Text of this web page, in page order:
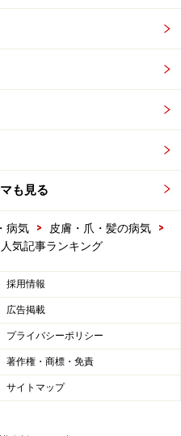
も見る
病気 > 皮膚・爪・髪の病気
>
気記事ランキング
採用情報
広告掲載
プライバシーポリシー
著作権・商標・免責
サイトマップ